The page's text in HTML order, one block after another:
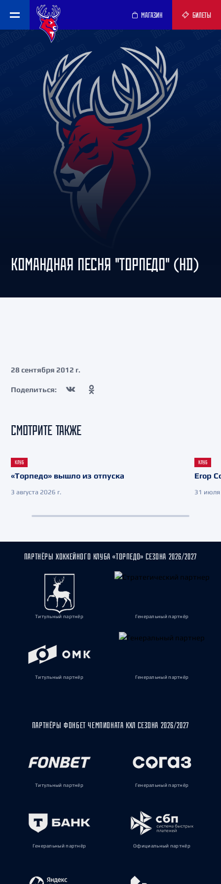
МАГАЗИН БИЛЕТЫ
КОМАНДНАЯ ПЕСНЯ "ТОРПЕДО" (HD)
28 сентября 2012 г.
Поделиться:
СМОТРИТЕ ТАКЖЕ
КЛУБ
«Торпедо» вышло из отпуска
3 августа 2026 г.
КЛУБ
Егор
31 июля
ПАРТНЁРЫ ХОККЕЙНОГО КЛУБА «ТОРПЕДО» СЕЗОНА 2026/2027
Титульный партнёр Генеральный партнёр
Титульный партнёр Генеральный партнёр
ПАРТНЁРЫ ФОНБЕТ ЧЕМПИОНАТА КХЛ СЕЗОНА 2026/2027
Титульный партнёр Генеральный партнёр
Генеральный партнёр Официальный партнёр